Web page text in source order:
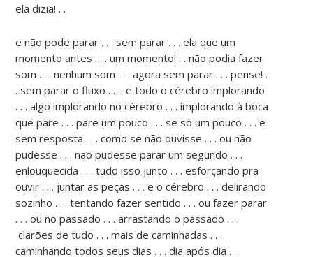
ela dizia! . .
e não pode parar . . . sem parar . . . ela que um
momento antes . . . um momento! . . não podia fazer
som . . . nenhum som . . . agora sem parar . . . pense! .
. sem parar o fluxo . . . e todo o cérebro implorando
. . . algo implorando no cérebro . . . implorando à boca
que pare . . . pare um pouco . . . se só um pouco . . . e
sem resposta . . . como se não ouvisse . . . ou não
pudesse . . . não pudesse parar um segundo . . .
enlouquecida . . . tudo isso junto . . . esforçando pra
ouvir . . . juntar as peças . . . e o cérebro . . . delirando
sozinho . . . tentando fazer sentido . . . ou fazer parar
. . . ou no passado . . . arrastando o passado . . .
clarões de tudo . . . mais de caminhadas . . .
caminhando todos seus dias . . . dia após dia . . .